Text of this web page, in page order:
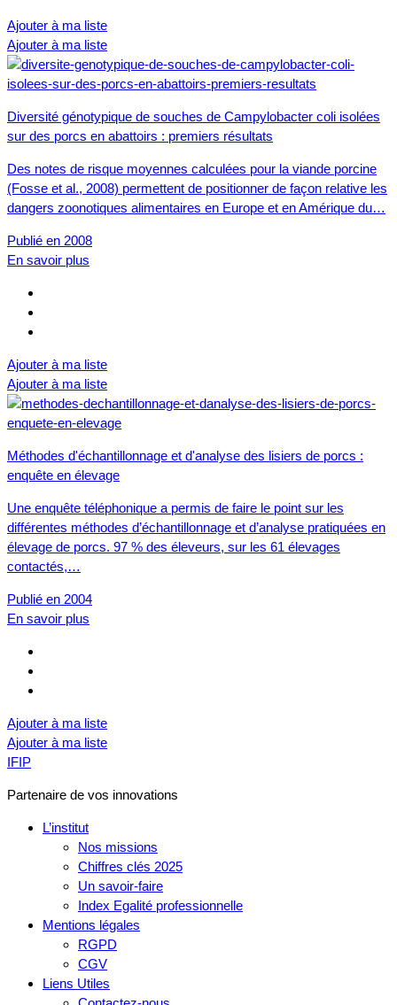
Ajouter à ma liste
Ajouter à ma liste
Diversité génotypique de souches de Campylobacter coli isolées
sur des porcs en abattoirs : premiers résultats
Des notes de risque moyennes calculées pour la viande porcine
(Fosse et al., 2008) permettent de positionner de façon relative les
dangers zoonotiques alimentaires en Europe et en Amérique du…
Publié en 2008
En savoir plus
Ajouter à ma liste
Ajouter à ma liste
Méthodes d'échantillonnage et d'analyse des lisiers de porcs :
enquête en élevage
Une enquête téléphonique a permis de faire le point sur les
différentes méthodes d’échantillonnage et d’analyse pratiquées en
élevage de porcs. 97 % des éleveurs, sur les 61 élevages
contactés,…
Publié en 2004
En savoir plus
Ajouter à ma liste
Ajouter à ma liste
IFIP
Partenaire de vos innovations
L’institut
Nos missions
Chiffres clés 2025
Un savoir-faire
Index Egalité professionnelle
Mentions légales
RGPD
CGV
Liens Utiles